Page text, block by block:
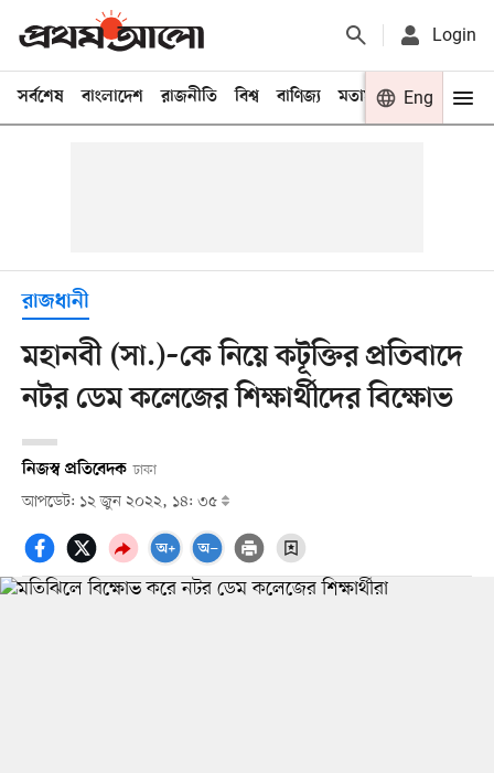
Login
সর্বশেষ বাংলাদেশ রাজনীতি বিশ্ব বাণিজ্য মতামত খেলা
Eng
রাজধানী
মহানবী (সা.)–কে নিয়ে কটূক্তির প্রতিবাদে
নটর ডেম কলেজের শিক্ষার্থীদের বিক্ষোভ
নিজস্ব প্রতিবেদক ঢাকা
আপডেট: ১২ জুন ২০২২, ১৪: ৩৫